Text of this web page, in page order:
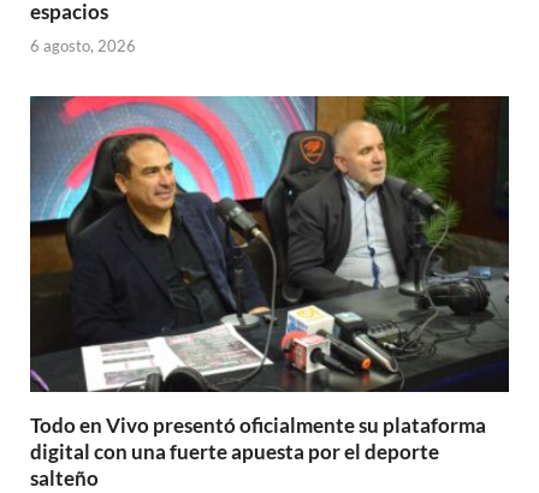
espacios
6 agosto, 2026
Todo en Vivo presentó oficialmente su plataforma
digital con una fuerte apuesta por el deporte
salteño